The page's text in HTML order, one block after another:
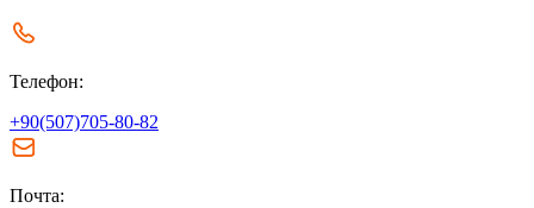
Телефон:
+90(507)705-80-82
Почта: